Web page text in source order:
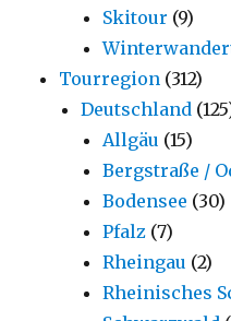
Skitour (9)
Tourregion (312)
Deutschland
Allgäu (15)
Bergstraße /
Bodensee (30)
Pfalz (7)
Rheingau (2)
Rheinisches